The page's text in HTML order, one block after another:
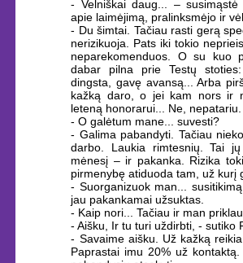
- Velniškai daug... –
apie laimėjimą, pralinksmėjo ir
- Du šimtai. Tačiau rasti gerą
nerizikuoja. Pats iki tokio
neparekomenduos. O su kuo
dabar pilna prie Testų
dingsta, gavę avansą... Arba
kažką daro, o jei kam nors ir
leteną honorarui... Ne, nepatariu.
- O galėtum mane... suvesti?
- Galima pabandyti. Tačiau
darbo. Laukia rimtesnių. Tai
mėnesį – ir pakanka. Rizika
pirmenybę atiduoda tam, už kurį
- Suorganizuok man...
jau pakankamai užsuktas.
- Kaip nori... Tačiau ir man
- Aišku, Ir tu turi uždirbti, - sutiko
- Savaime aišku. Už kažką
Paprastai imu 20% už